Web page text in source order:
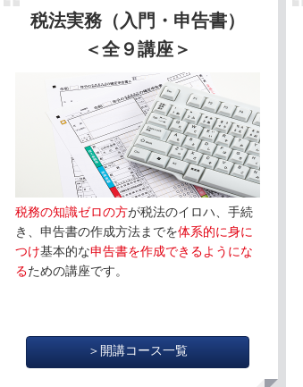
税法実務（入門・申告書）
＜全９講座＞
税務の知識ゼロの方が税法のイロハ、手続
き、申告書の作成方法までを体系的に身に
つけ基本的な申告書を作成できるようにな
るための講座です。
＞開講コース一覧